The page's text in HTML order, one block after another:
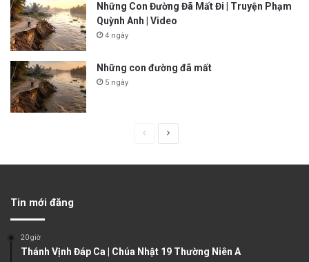
Những Con Đường Đã Mất Đi | Truyện Phạm
Quỳnh Anh | Video
4 ngày
Những con đường đã mất
5 ngày
u
g
Tin mới đăng
20 giờ
Thánh Vịnh Đáp Ca | Chúa Nhật 19 Thường Niên A